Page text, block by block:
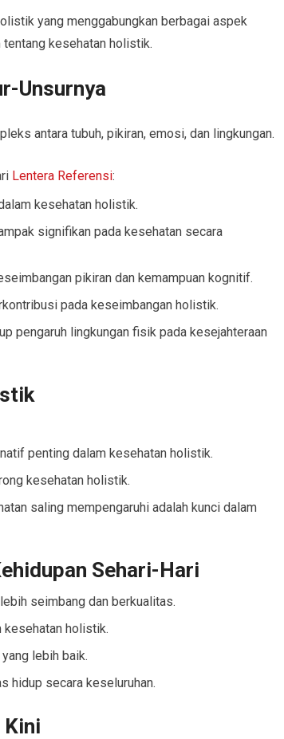
yang menggabungkan berbagai aspek
tentang kesehatan holistik.
Unsurnya
antara tubuh, pikiran, emosi, dan lingkungan.
Lentera Referensi:
kesehatan holistik.
signifikan pada kesehatan secara
pikiran dan kemampuan kognitif.
pada keseimbangan holistik.
pengaruh lingkungan fisik pada kesejahteraan
penting dalam kesehatan holistik.
kesehatan holistik.
saling mempengaruhi adalah kunci dalam
Sehari-Hari
seimbang dan berkualitas.
kesehatan holistik.
lebih baik.
hidup secara keseluruhan.